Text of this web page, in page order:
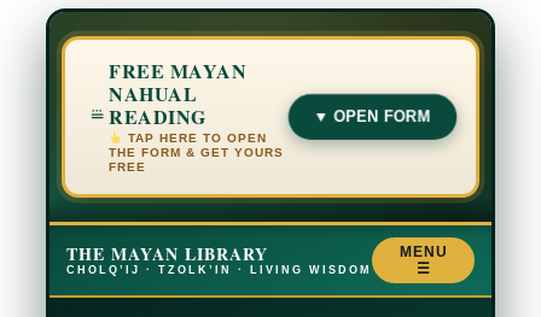
FREE MAYAN
NAHUAL
READING
TAP HERE TO OPEN
THE FORM & GET YOURS
FREE
▼ OPEN FORM
THE MAYAN LIBRARY
CHOLQ’IJ · TZOLK’IN · LIVING WISDOM
MENU
☰